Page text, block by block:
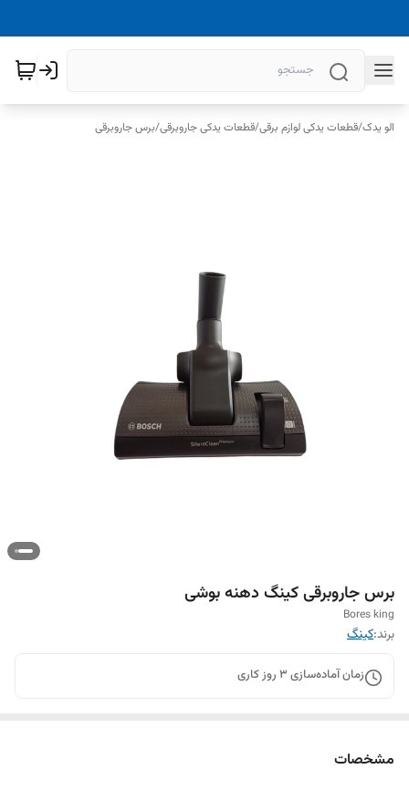
الو یدک/قطعات یدکی لوازم برقی/قطعات یدکی جاروبرقی/برس جاروبرقی
برس جاروبرقی کینگ دهنه بوشی
Bores king
برند:کینگ
زمان آماده‌سازی 3 روز کاری
مشخصات